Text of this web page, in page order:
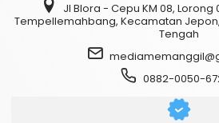
Jl Blora - Cepu KM 08, Lorong
Tempellemahbang, Kecamatan
Tengah
0882-0050-